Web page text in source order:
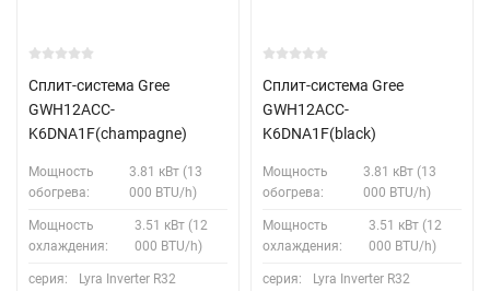
Сплит-система Gree
GWH12ACC-
K6DNA1F(champagne)
Мощность
обогрева:
3.81 кВт (13
000 BTU/h)
Мощность
охлаждения:
3.51 кВт (12
000 BTU/h)
серия: Lyra Inverter R32
Сплит-система Gree
GWH12ACC-
K6DNA1F(black)
Мощность
обогрева:
3.81 кВт (13
000 BTU/h)
Мощность
охлаждения:
3.51 кВт (12
000 BTU/h)
серия: Lyra Inverter R32